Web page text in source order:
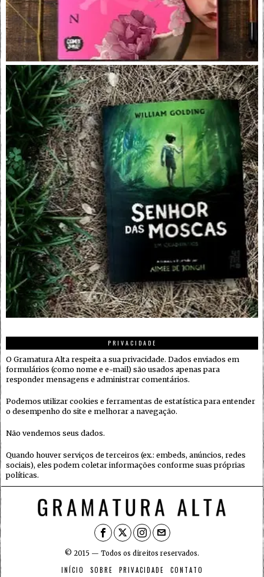
PRIVACIDADE
O Gramatura Alta respeita a sua privacidade. Dados enviados em
formulários (como nome e e-mail) são usados apenas para
responder mensagens e administrar comentários.
Podemos utilizar cookies e ferramentas de estatística para entender
o desempenho do site e melhorar a navegação.
Não vendemos seus dados.
Quando houver serviços de terceiros (ex.: embeds, anúncios, redes
sociais), eles podem coletar informações conforme suas próprias
políticas.
© 2015 — Todos os direitos reservados.
INÍCIO SOBRE PRIVACIDADE CONTATO